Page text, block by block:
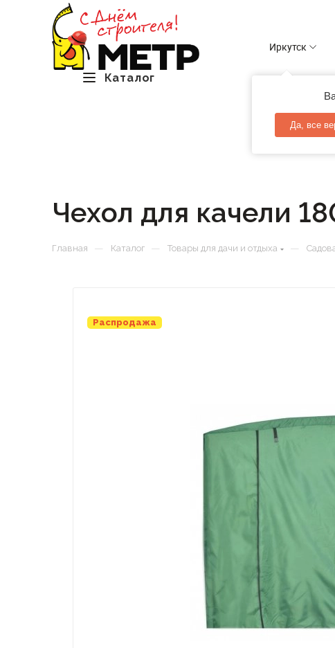
Каталог
Иркутск
Да, все
Чехол для качели
Главная — Каталог — Товары для дачи и отдыха —
Распродажа